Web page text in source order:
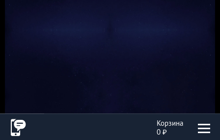
Корзина
0 ₽